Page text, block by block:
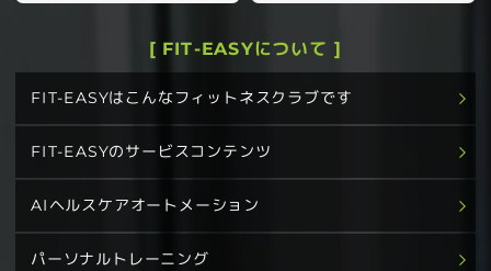
[ FIT-EASYについて ]
FIT-EASYはこんなフィットネスクラブです
FIT-EASYのサービスコンテンツ
AIヘルスケアオートメーション
パーソナルトレーニング